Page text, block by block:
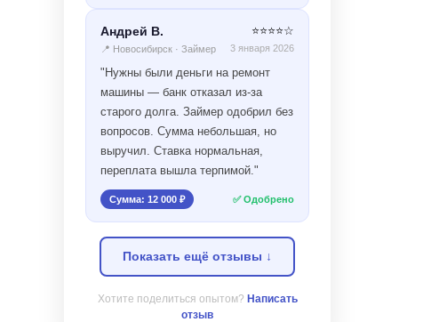
Андрей В.
📍 Новосибирск · Займер
⭐⭐⭐⭐☆
3 января 2026
"Нужны были деньги на ремонт
машины — банк отказал из-за
старого долга. Займер одобрил без
вопросов. Сумма небольшая, но
выручил. Ставка нормальная,
переплата вышла терпимой."
Сумма: 12 000 ₽ ✅ Одобрено
Показать ещё отзывы ↓
Хотите поделиться опытом? Написать
отзыв